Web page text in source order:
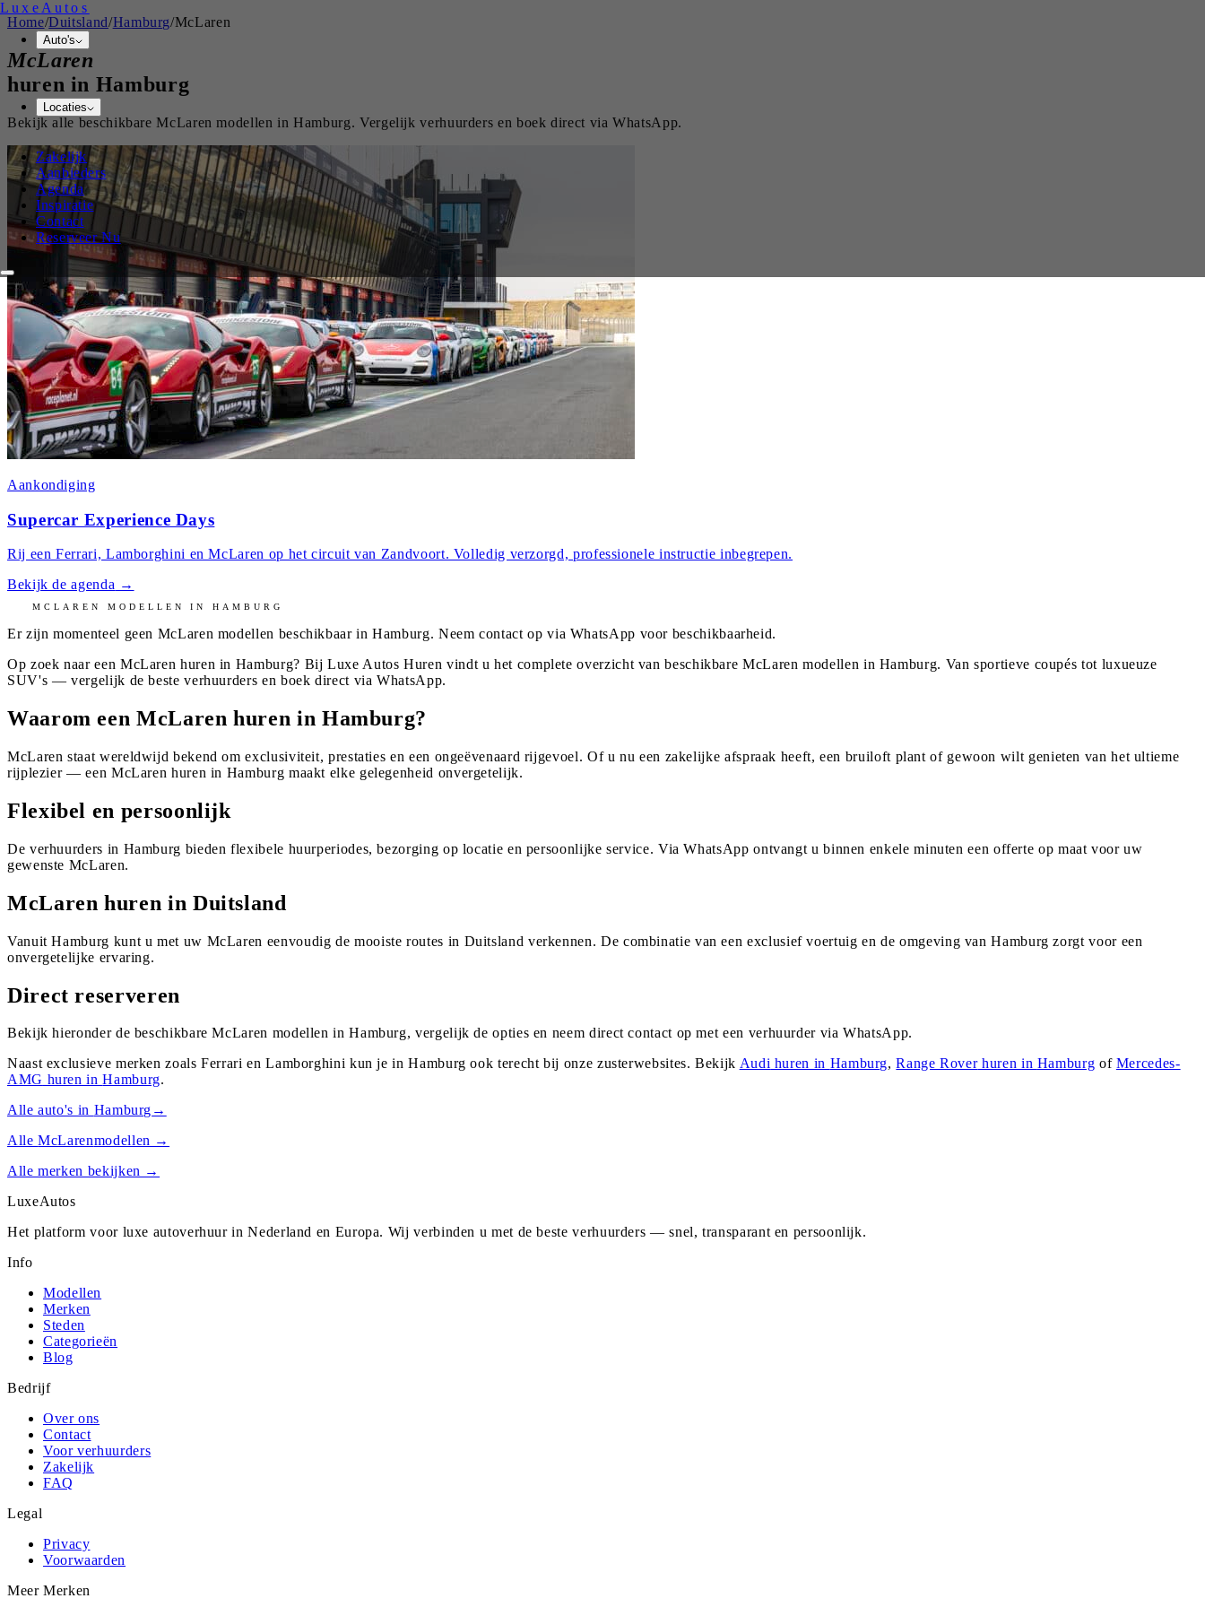
Luxe Autos
Auto's
Locaties
Zakelijk
Aanbieders
Agenda
Inspiratie
Contact
Reserveer Nu
Home/Duitsland/Hamburg/McLaren
McLaren
huren in Hamburg
Bekijk alle beschikbareMcLaren modellen inHamburg. Vergelijk verhuurders en boek direct via WhatsApp.
Aankondiging
Supercar Experience Days
Rij een Ferrari, Lamborghini en McLaren op het circuit van Zandvoort. Volledig verzorgd, professionele instructie inbegrepen.
Bekijk de agenda →
MCLAREN MODELLEN INHAMBURG
Er zijn momenteel geen McLaren modellen beschikbaar inHamburg. Neem contact op via WhatsApp voor beschikbaarheid.
Op zoek naar een McLaren huren in Hamburg? Bij Luxe Autos Huren vindt u het complete overzicht van beschikbare McLaren modellen in Hamburg. Van sportieve coupés tot luxueuze
SUV's — vergelijk de beste verhuurders en boek direct via WhatsApp.
Waarom een McLaren huren in Hamburg?
McLaren staat wereldwijd bekend om exclusiviteit, prestaties en een ongeëvenaard rijgevoel. Of u nu een zakelijke afspraak heeft, een bruiloft plant of gewoon wilt genieten van het ultieme
rijplezier — een McLaren huren in Hamburg maakt elke gelegenheid onvergetelijk.
Flexibel en persoonlijk
De verhuurders in Hamburg bieden flexibele huurperiodes, bezorging op locatie en persoonlijke service. Via WhatsApp ontvangt u binnen enkele minuten een offerte op maat voor uw
gewenste McLaren.
McLaren huren in Duitsland
Vanuit Hamburg kunt u met uw McLaren eenvoudig de mooiste routes in Duitsland verkennen. De combinatie van een exclusief voertuig en de omgeving van Hamburg zorgt voor een
onvergetelijke ervaring.
Direct reserveren
Bekijk hieronder de beschikbare McLaren modellen in Hamburg, vergelijk de opties en neem direct contact op met een verhuurder via WhatsApp.
Naast exclusieve merken zoals Ferrari en Lamborghini kun je in Hamburg ook terecht bij onze zusterwebsites. Bekijk Audi huren in Hamburg,Range Roverhuren in Hamburg of Mercedes-
AMG huren inHamburg.
Alle auto's in Hamburg →
AlleMcLarenmodellen →
Alle merken bekijken →
LuxeAutos
Het platform voor luxe autoverhuur in Nederland en Europa. Wij verbinden u met de beste verhuurders — snel, transparant en persoonlijk.
Info
Modellen
Merken
Steden
Categorieën
Blog
Bedrijf
Over ons
Contact
Voor verhuurders
Zakelijk
FAQ
Legal
Privacy
Voorwaarden
Meer Merken